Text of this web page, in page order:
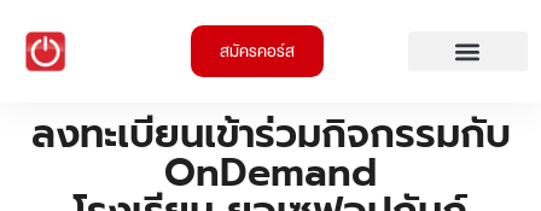
สมัครคอร์ส
ลงทะเบียนเข้าร่วมกิจกรรมกับ
OnDemand